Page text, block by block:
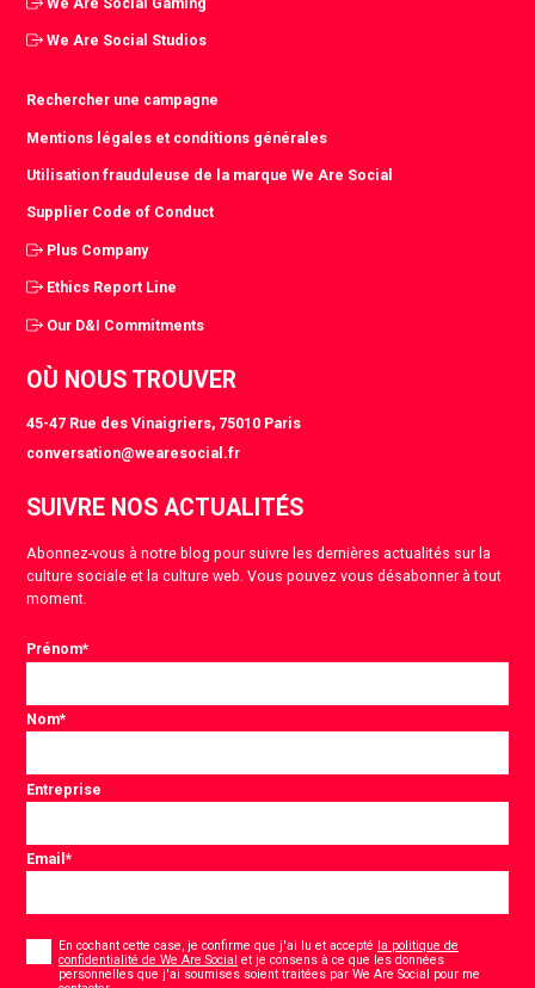
We Are Social Studios
Rechercher une campagne
Mentions légales et conditions générales
Utilisation frauduleuse de la marque We Are Social
Supplier Code of Conduct
Plus Company
Ethics Report Line
Our D&I Commitments
OÙ NOUS TROUVER
45-47 Rue des Vinaigriers, 75010 Paris
conversation@wearesocial.fr
SUIVRE NOS ACTUALITÉS
Abonnez-vous à notre blog pour suivre les dernières actualités sur la
culture sociale et la culture web. Vous pouvez vous désabonner à tout
moment.
Prénom*
Nom*
Entreprise
Email*
Consentement
En cochant cette case, je confirme que j'ai lu et accepté la politique de
confidentialité de We Are Social et je consens à ce que les données
personnelles que j'ai soumises soient traitées par We Are Social pour me